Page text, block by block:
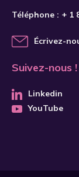
Téléphone : + 1
Écrivez-
Suivez-nous !
Linkedin
YouTube